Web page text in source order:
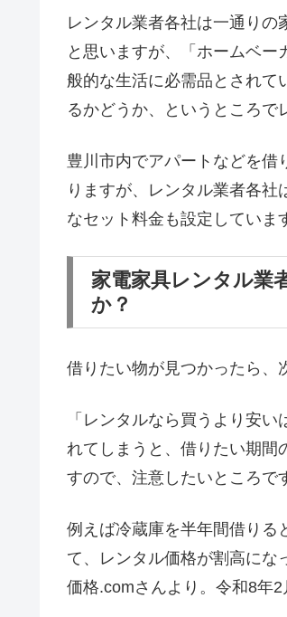
レンタル業者各社は一通りの
と思いますが、「ホームベ
般的な生活に必需品とされて
るかどうか、というところで
豊川市内でアパートなどを借
りますが、レンタル業者各
なセット料金も設定していま
家電家具レンタル業
か？
借りたい物が見つかったら、
「レンタルなら買うより安
れてしまうと、借りたい期間
すので、注意したいところで
例えば冷蔵庫を半年間借りる
て、レンタル価格が割高にな
価格.comさんより。令和8年2